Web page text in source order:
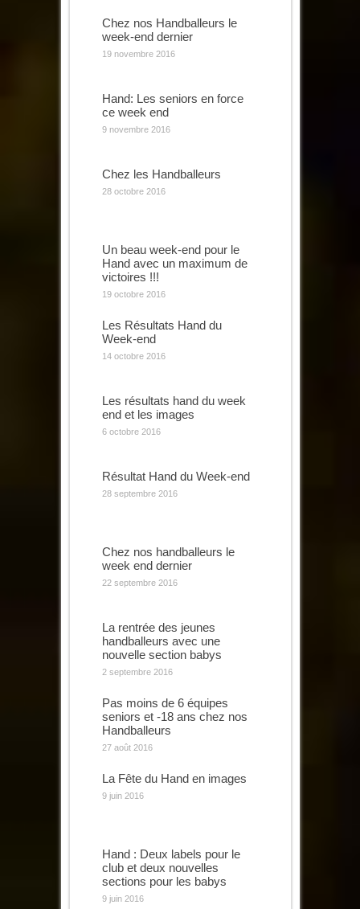
Chez nos Handballeurs le
week-end dernier
19 novembre 2016
Hand: Les seniors en force
ce week end
9 novembre 2016
Chez les Handballeurs
28 octobre 2016
Un beau week-end pour le
Hand avec un maximum de
victoires !!!
19 octobre 2016
Les Résultats Hand du
Week-end
14 octobre 2016
Les résultats hand du week
end et les images
6 octobre 2016
Résultat Hand du Week-end
28 septembre 2016
Chez nos handballeurs le
week end dernier
22 septembre 2016
La rentrée des jeunes
handballeurs avec une
nouvelle section babys
2 septembre 2016
Pas moins de 6 équipes
seniors et -18 ans chez nos
Handballeurs
27 août 2016
La Fête du Hand en images
9 juin 2016
Hand : Deux labels pour le
club et deux nouvelles
sections pour les babys
9 juin 2016